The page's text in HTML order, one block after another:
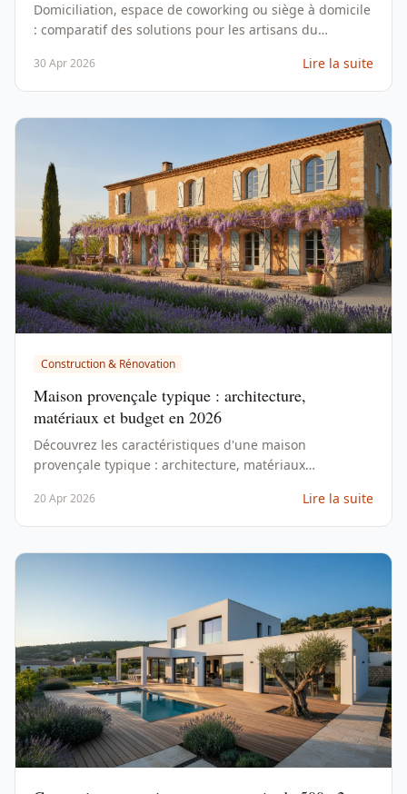
Domiciliation, espace de coworking ou siège à domicile
: comparatif des solutions pour les artisans du
conforme.
30 Apr 2026 Lire la suite
Construction & Rénovation
Maison provençale typique : architecture,
matériaux et budget en 2026
Découvrez les caractéristiques d'une maison
provençale typique : architecture, matériaux
projet authentique en Provence.
20 Apr 2026 Lire la suite